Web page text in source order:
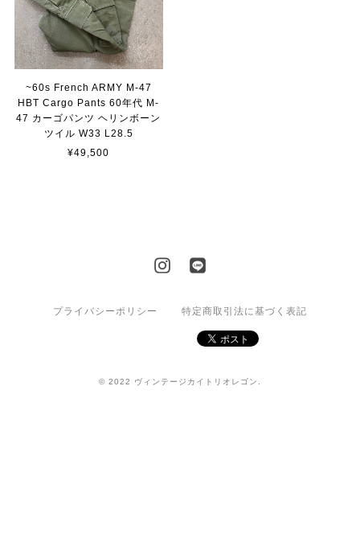
~60s French ARMY M-47
HBT Cargo Pants 60年代 M-
47 カーゴパンツ ヘリンボーン
ツイル W33 L28.5
¥49,500
プライバシーポリシー 特定商取引法に基づく表記
© 2022 ヴィンテージカイトリオレゴン.